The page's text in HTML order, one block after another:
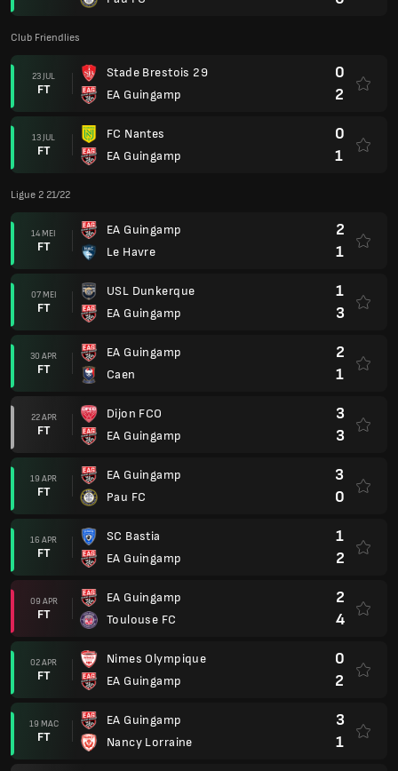
Club Friendlies
23 JUL
FT
Stade Brestois 29
EA Guingamp
0
2
13 JUL
FT
FC Nantes
EA Guingamp
0
1
Ligue 2 21/22
14 MEI
FT
EA Guingamp
Le Havre
2
1
07 MEI
FT
USL Dunkerque
EA Guingamp
1
3
30 APR
FT
EA Guingamp
Caen
2
1
22 APR
FT
Dijon FCO
EA Guingamp
3
3
19 APR
FT
EA Guingamp
Pau FC
3
0
16 APR
FT
SC Bastia
EA Guingamp
1
2
09 APR
FT
EA Guingamp
Toulouse FC
2
4
02 APR
FT
Nimes Olympique
EA Guingamp
0
2
19 MAC
FT
EA Guingamp
Nancy Lorraine
3
1